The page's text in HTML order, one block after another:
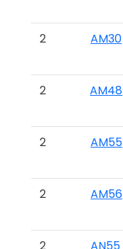
2
AM30
2
AM48
2
AM55
2
AM56